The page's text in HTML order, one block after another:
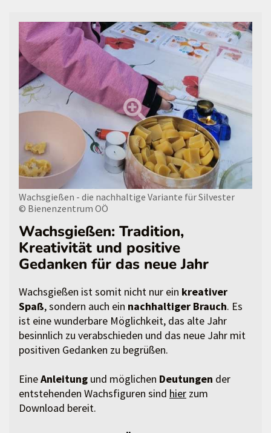
Wachsgießen - die nachhaltige Variante für Silvester
© Bienenzentrum OÖ
Wachsgießen: Tradition,
Kreativität und positive
Gedanken für das neue Jahr
Wachsgießen ist somit nicht nur ein kreativer
Spaß, sondern auch ein nachhaltiger Brauch. Es
ist eine wunderbare Möglichkeit, das alte Jahr
besinnlich zu verabschieden und das neue Jahr mit
positiven Gedanken zu begrüßen.
EineAnleitung und möglichen Deutungen der
entstehenden Wachsfiguren sind hier zum
Download bereit.